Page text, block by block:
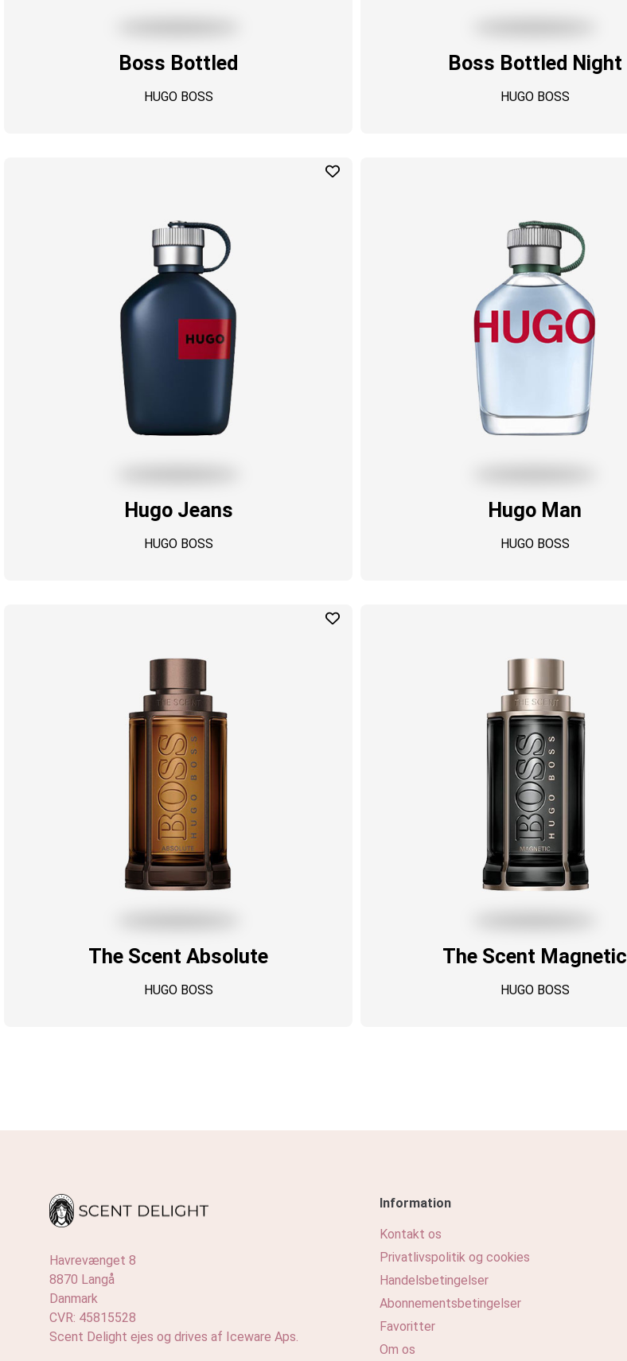
Boss Bottled
HUGO BOSS
Boss Bottled Night
HUGO BOSS
Hugo Jeans
HUGO BOSS
Hugo Man
HUGO BOSS
The Scent Absolute
HUGO BOSS
The Scent Magnetic
HUGO BOSS
Havrevænget 8
8870 Langå
Danmark
CVR: 45815528
Scent Delight ejes og drives af Iceware Aps.
Information
Kontakt os
Privatlivspolitik og cookies
Handelsbetingelser
Abonnementsbetingelser
Favoritter
Om os